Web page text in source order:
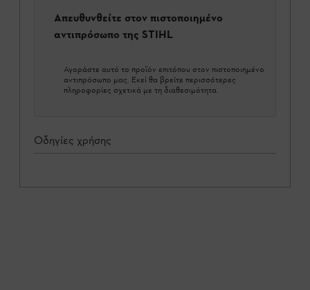
Απευθυνθείτε στον πιστοποιημένο
αντιπρόσωπο της STIHL
Αγοράστε αυτό το προϊόν επιτόπου στον πιστοποιημένο
αντιπρόσωπο μας. Εκεί θα βρείτε περισσότερες
πληροφορίες σχετικά με τη διαθεσιμότητα.
Οδηγίες χρήσης